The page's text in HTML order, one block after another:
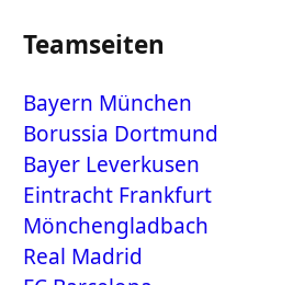
Teamseiten
Bayern München
Borussia Dortmund
Bayer Leverkusen
Eintracht Frankfurt
Mönchengladbach
Real Madrid